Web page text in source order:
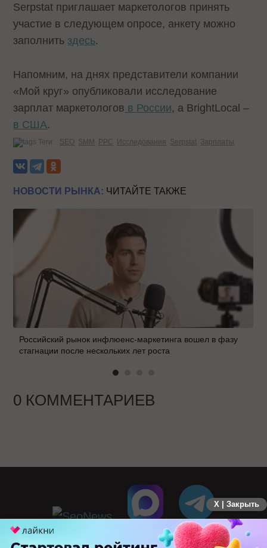
Serpstat приглашает маркетологов принять
участие в следующем опросе, анкету можно
заполнить здесь.
Напомним, на днях представители компании
«Мой круг» опубликовали исследование
зарплат маркетологов в России, а BrightLocal –
в США.
Теги: SEO SMM PPC Исследования Serpstat Зарплаты
НОВОСТИ РЫНКА: ЧИТАЙТЕ ТАКЖЕ
Российский рынок инфлюенс-маркетинга вошел в фазу
стагнации после нескольких лет роста
0 КОММЕНТАРИЕВ
X | Закрыть
ПЕРЕЙТИ НА ПОЛНУЮ ВЕРСИЮ